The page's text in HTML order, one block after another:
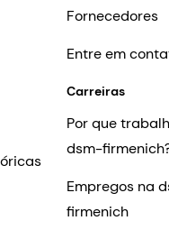
Fornecedores
Entre em
Carreiras
Por que
dsm-
Empregos na
firmenich